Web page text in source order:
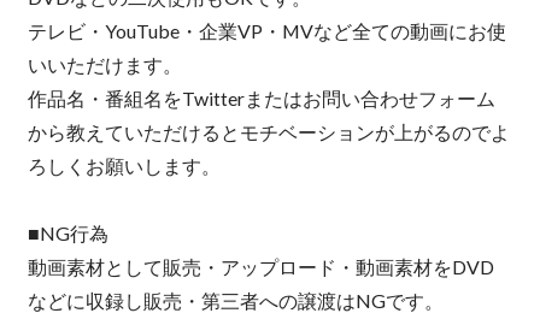
テレビ・YouTube・企業VP・MVなど全ての動画にお使
いいただけます。
作品名・番組名をTwitterまたはお問い合わせフォーム
から教えていただけるとモチベーションが上がるのでよ
ろしくお願いします。
■NG行為
動画素材として販売・アップロード・動画素材をDVD
などに収録し販売・第三者への譲渡はNGです。